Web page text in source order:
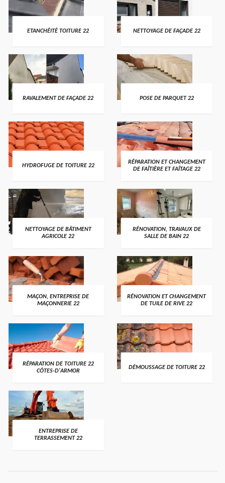
ETANCHÉITÉ TOITURE 22 NETTOYAGE DE FAÇADE 22
RAVALEMENT DE FAÇADE 22 POSE DE PARQUET 22
HYDROFUGE DE TOITURE 22
RÉPARATION ET CHANGEMENT
DE FAÎTIÈRE ET FAÎTAGE 22
NETTOYAGE DE BÂTIMENT
AGRICOLE 22
RÉNOVATION, TRAVAUX DE
SALLE DE BAIN 22
MAÇON, ENTREPRISE DE
MAÇONNERIE 22
RÉNOVATION ET CHANGEMENT
DE TUILE DE RIVE 22
RÉPARATION DE TOITURE 22
CÔTES-D'ARMOR
DÉMOUSSAGE DE TOITURE 22
ENTREPRISE DE
TERRASSEMENT 22